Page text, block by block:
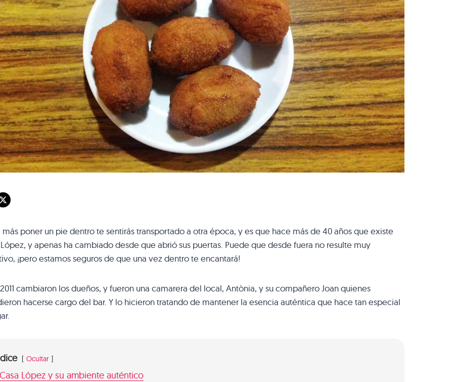
más poner un pie dentro te sentirás transportado a otra época, y es que hace más de 40 años que existe
y apenas ha cambiado desde que abrió sus puertas. Puede que desde fuera no resulte muy
¡pero estamos seguros de que una vez dentro te encantará!
cambiaron los dueños, y fueron una camarera del local, Antònia, y su compañero Joan quienes
hacerse cargo del bar. Y lo hicieron tratando de mantener la esencia auténtica que hace tan especial
Ocultar
López y su ambiente auténtico